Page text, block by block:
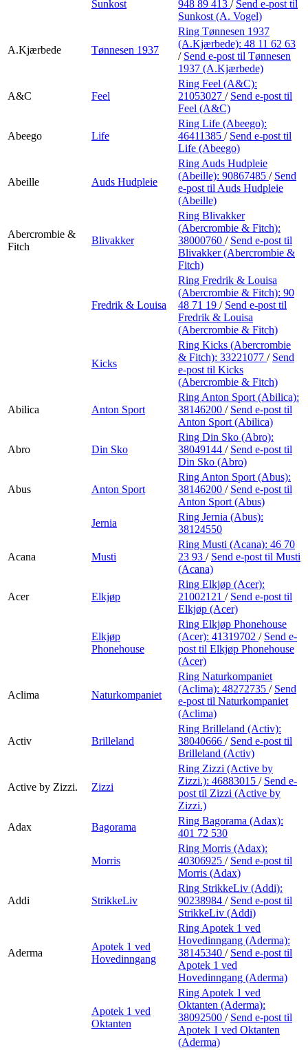
Sunkost
948 89 413 / Send e-post til
Sunkost (A. Vogel)
A.Kjærbede Tønnesen 1937
Ring Tønnesen 1937
(A.Kjærbede): 48 11 62 63
/ Send e-post til Tønnesen
1937 (A.Kjærbede)
A&C Feel
Ring Feel (A&C):
21053027 / Send e-post til
Feel (A&C)
Abeego Life
Ring Life (Abeego):
46411385 / Send e-post til
Life (Abeego)
Abeille Auds Hudpleie
Ring Auds Hudpleie
(Abeille): 90867485 / Send
e-post til Auds Hudpleie
(Abeille)
Abercrombie &
Fitch
Blivakker
Ring Blivakker
(Abercrombie & Fitch):
38000760 / Send e-post til
Blivakker (Abercrombie &
Fitch)
Fredrik & Louisa
Ring Fredrik & Louisa
(Abercrombie & Fitch): 90
48 71 19 / Send e-post til
Fredrik & Louisa
(Abercrombie & Fitch)
Kicks
Ring Kicks (Abercrombie
& Fitch): 33221077 / Send
e-post til Kicks
(Abercrombie & Fitch)
Abilica Anton Sport
Ring Anton Sport (Abilica):
38146200 / Send e-post til
Anton Sport (Abilica)
Abro Din Sko
Ring Din Sko (Abro):
38049144 / Send e-post til
Din Sko (Abro)
Abus Anton Sport
Ring Anton Sport (Abus):
38146200 / Send e-post til
Anton Sport (Abus)
Jernia
Ring Jernia (Abus):
38124550
Acana Musti
Ring Musti (Acana): 46 70
23 93 / Send e-post til Musti
(Acana)
Acer Elkjøp
Ring Elkjøp (Acer):
21002121 / Send e-post til
Elkjøp (Acer)
Elkjøp
Phonehouse
Ring Elkjøp Phonehouse
(Acer): 41319702 / Send e-
post til Elkjøp Phonehouse
(Acer)
Aclima Naturkompaniet
Ring Naturkompaniet
(Aclima): 48272735 / Send
e-post til Naturkompaniet
(Aclima)
Activ Brilleland
Ring Brilleland (Activ):
38040666 / Send e-post til
Brilleland (Activ)
Active by Zizzi. Zizzi
Ring Zizzi (Active by
Zizzi.): 46883015 / Send e-
post til Zizzi (Active by
Zizzi.)
Adax
Bagorama
Ring Bagorama (Adax):
401 72 530
Morris
Ring Morris (Adax):
40306925 / Send e-post til
Morris (Adax)
Addi StrikkeLiv
Ring StrikkeLiv (Addi):
90238984 / Send e-post til
StrikkeLiv (Addi)
Aderma
Apotek 1 ved
Hovedinngang
Ring Apotek 1 ved
Hovedinngang (Aderma):
38145340 / Send e-post til
Apotek 1 ved
Hovedinngang (Aderma)
Apotek 1 ved
Oktanten
Ring Apotek 1 ved
Oktanten (Aderma):
38092500 / Send e-post til
Apotek 1 ved Oktanten
(Aderma)